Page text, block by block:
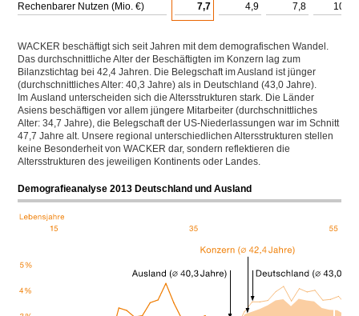
Rechenbarer Nutzen (Mio. €)
7,7 4,9 7,8 10,5
WACKER beschäftigt sich seit Jahren mit dem demografischen Wandel.
Das durchschnittliche Alter der Beschäftigten im Konzern lag zum
Bilanzstichtag bei 42,4 Jahren. Die Belegschaft im Ausland ist jünger
(durchschnittliches Alter: 40,3 Jahre) als in Deutschland (43,0 Jahre).
Im Ausland unterscheiden sich die Altersstrukturen stark. Die Länder
Asiens beschäftigen vor allem jüngere Mitarbeiter (durchschnittliches
Alter: 34,7 Jahre), die Belegschaft der US-Niederlassungen war im Schnitt
47,7 Jahre alt. Unsere regional unterschiedlichen Altersstrukturen stellen
keine Besonderheit von WACKER dar, sondern reflektieren die
Altersstrukturen des jeweiligen Kontinents oder Landes.
Demografieanalyse 2013 Deutschland und Ausland